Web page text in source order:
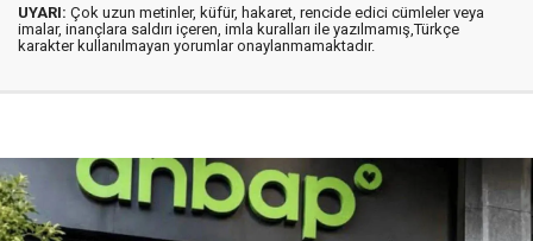
UYARI: Çok uzun metinler, küfür, hakaret, rencide edici cümleler veya
imalar, inançlara saldırı içeren, imla kuralları ile yazılmamış,Türkçe
karakter kullanılmayan yorumlar onaylanmamaktadır.